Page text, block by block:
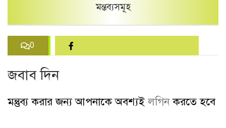
মন্তব্যসমূহ
0
জবাব দিন
মন্তুব্য করার জন্য আপনাকে অবশ্যইলগিনকরতে হবে